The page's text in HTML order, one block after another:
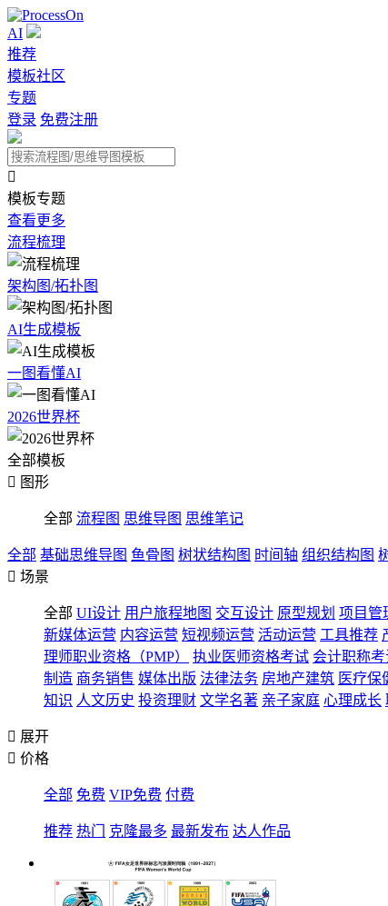
AI
推荐
模板社区
专题
登录 免费注册

模板专题
查看更多
流程梳理
架构图/拓扑图
AI生成模板
一图看懂AI
2026世界杯
全部模板
 图形
全部 流程图 思维导图 思维笔记
全部 基础思维导图 鱼骨图 树状结构图 时间轴 组织结构图
 场景
全部 UI设计 用户旅程地图 交互设计 原型规划 项目管
新媒体运营 内容运营 短视频运营 活动运营 工具推荐
理师职业资格（PMP）
执业医师资格考试 会计职称考
制造 商务销售 媒体出版 法律法务 房地产建筑 医疗保
知识 人文历史 投资理财 文学名著 亲子家庭 心理成长
 展开
 价格
全部 免费 VIP免费 付费
推荐 热门 克隆最多 最新发布 达人作品